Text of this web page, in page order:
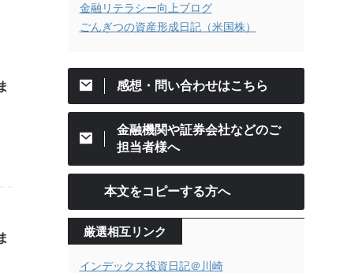
金融リテラシー向上ブログ
ごんぎつの資産形成日記（米国株）
感想・問い合わせはこちら
金融機関や証券会社などのご
担当者様へ
本文をコピーする方へ
厳選相互リンク
インデックス投資日記＠川崎